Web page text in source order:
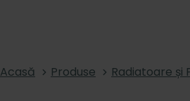
Acasă Produse Radiatoare și